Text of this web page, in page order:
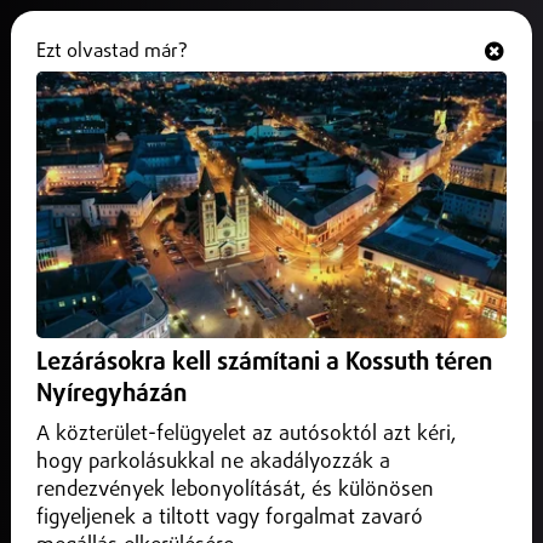
Debrecen
Ezt olvastad már?
Lezárásokra kell számítani a Kossuth téren
Nyíregyházán
A közterület-felügyelet az autósoktól azt kéri,
hogy parkolásukkal ne akadályozzák a
rendezvények lebonyolítását, és különösen
figyeljenek a tiltott vagy forgalmat zavaró